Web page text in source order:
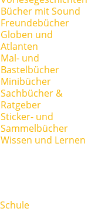
Bücher mit Sound
Freundebücher
Globen und
Atlanten
Mal- und
Bastelbücher
Minibücher
Sachbücher &
Ratgeber
Sticker- und
Sammelbücher
Wissen und Lernen
Schule